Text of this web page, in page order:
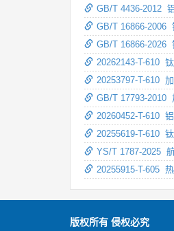
GB/T 4436-2012
GB/T 16866-2006
GB/T 16866-2026
20262143-T-610
20253797-T-610
GB/T 17793-2010
20260452-T-610
20255619-T-610
YS/T 1787-2025
20255915-T-605
版权所有 侵权必究